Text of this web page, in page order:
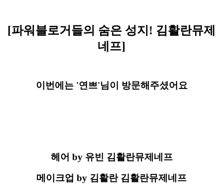
[파워블로거들의 숨은 성지! 김활란뮤제
네프]
이번에는 '연쁘'님이 방문해주셨어요
헤어 by 유빈 김활란뮤제네프
메이크업 by 김활란 김활란뮤제네프